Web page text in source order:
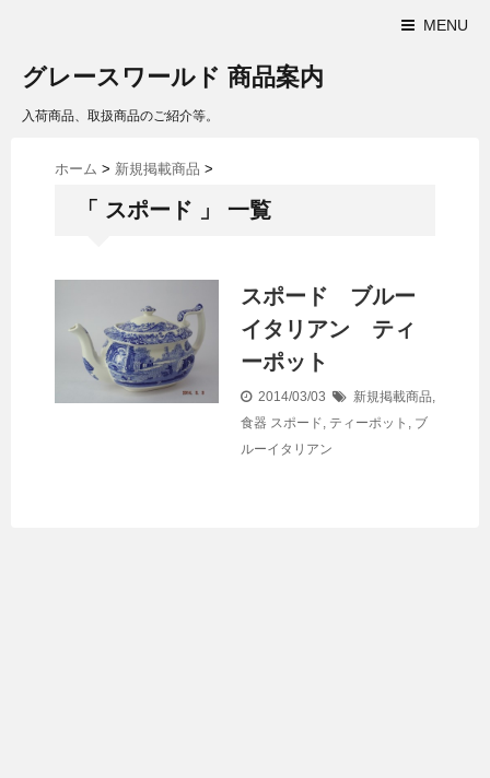
MENU
グレースワールド 商品案内
入荷商品、取扱商品のご紹介等。
ホーム > 新規掲載商品 >
「 スポード 」 一覧
スポード ブルー
イタリアン ティ
ーポット
2014/03/03 新規掲載商品,
食器 スポード, ティーポット , ブ
ルーイタリアン